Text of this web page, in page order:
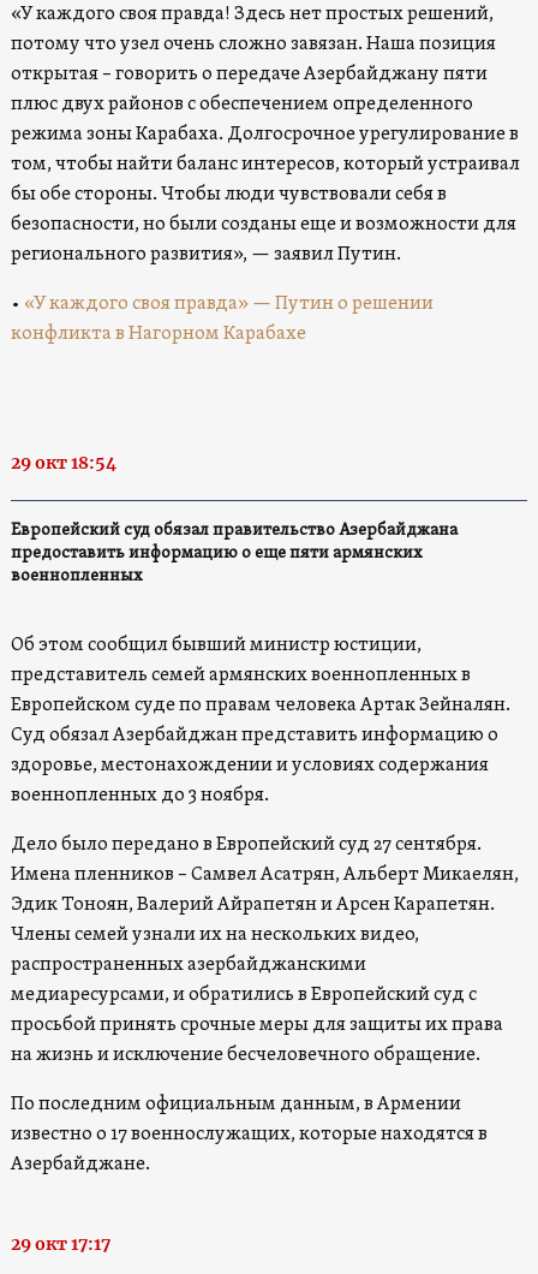
«У каждого своя правда! Здесь нет простых решений,
потому что узел очень сложно завязан. Наша позиция
открытая – говорить о передаче Азербайджану пяти
плюс двух районов с обеспечением определенного
режима зоны Карабаха. Долгосрочное урегулирование в
том, чтобы найти баланс интересов, который устраивал
бы обе стороны. Чтобы люди чувствовали себя в
безопасности, но были созданы еще и возможности для
регионального развития», — заявил Путин.
• «У каждого своя правда» — Путин о решении
конфликта в Нагорном Карабахе
29 окт 18:54
Европейский суд обязал правительство Азербайджана
предоставить информацию о еще пяти армянских
военнопленных
Об этом сообщил бывший министр юстиции,
представитель семей армянских военнопленных в
Европейском суде по правам человека Артак Зейналян.
Суд обязал Азербайджан представить информацию о
здоровье, местонахождении и условиях содержания
военнопленных до 3 ноября.
Дело было передано в Европейский суд 27 сентября.
Имена пленников – Самвел Асатрян, Альберт Микаелян,
Эдик Тоноян, Валерий Айрапетян и Арсен Карапетян.
Члены семей узнали их на нескольких видео,
распространенных азербайджанскими
медиаресурсами, и обратились в Европейский суд с
просьбой принять срочные меры для защиты их права
на жизнь и исключение бесчеловечного обращение.
По последним официальным данным, в Армении
известно о 17 военнослужащих, которые находятся в
Азербайджане.
29 окт 17:17